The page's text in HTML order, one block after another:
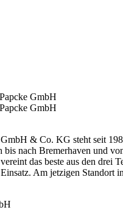
& Co. KG steht seit
bis nach Bremerhaven und
das beste aus den drei
Am jetzigen Standort